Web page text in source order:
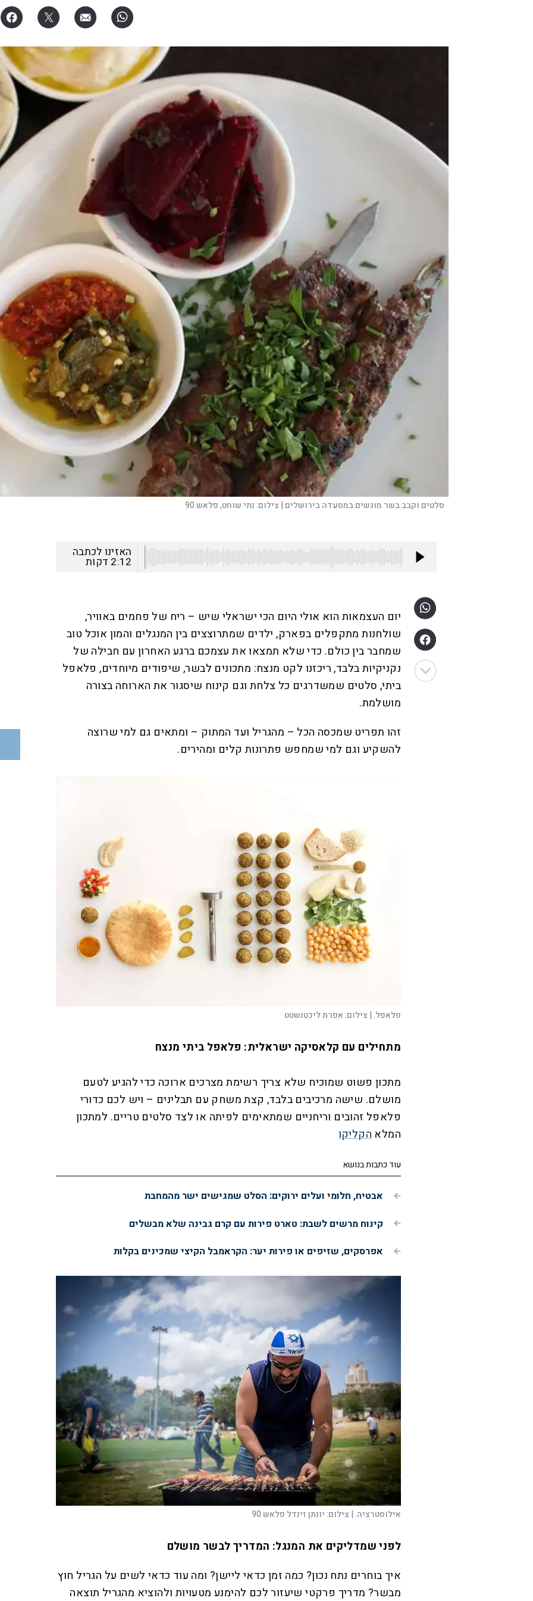
סלטים וקבב בשר מוגשים במסעדה בירושלים | צילום:נתי שוחט, פלאש 90
האזינו לכתבה
2:12 דקות
יום העצמאות הוא אולי היום הכי ישראלי שיש – ריח של פחמים באוויר,
שולחנות מתקפלים בפארק, ילדים שמתרוצצים בין המנגלים והמון אוכל טוב
שמחבר בין כולם. כדי שלא תמצאו את עצמכם ברגע האחרון עם חבילה של
נקניקיות בלבד, ריכזנו לקט מנצח: מתכונים לבשר, שיפודים מיוחדים, פלאפל
ביתי, סלטים שמשדרגים כל צלחת וגם קינוח שיסגור את הארוחה בצורה
מושלמת.
זהו תפריט שמכסה הכל – מהגריל ועד המתוק – ומתאים גם למי שרוצה
להשקיע וגם למי שמחפש פתרונות קלים ומהירים.
פלאפל. | צילום:אפרת ליכטנשטט
מתחילים עם קלאסיקה ישראלית: פלאפל ביתי מנצח
מתכון פשוט שמוכיח שלא צריך רשימת מצרכים ארוכה כדי להגיע לטעם
מושלם. שישה מרכיבים בלבד, קצת משחק עם תבלינים – ויש לכם כדורי
פלאפל זהובים וריחניים שמתאימים לפיתה או לצד סלטים טריים. למתכון
המלא הקליקו
עוד כתבות בנושא
אבטיח, חלומי ועלים ירוקים: הסלט שמגישים ישר מהמחבת
קינוח מרשים לשבת: טארט פירות עם קרם גבינה שלא מבשלים
אפרסקים, שזיפים או פירות יער: הקראמבל הקיצי שמכינים בקלות
אילוסטרציה. | צילום:יונתן זינדל פלאש 90
לפני שמדליקים את המנגל: המדריך לבשר מושלם
איך בוחרים נתח נכון? כמה זמן כדאי ליישן? ומה עוד כדאי לשים על הגריל חוץ
מבשר? מדריך פרקטי שיעזור לכם להימנע מטעויות ולהוציא מהגריל תוצאה